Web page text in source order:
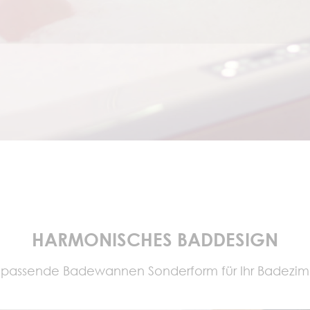
HARMONISCHES BADDESIGN
Badewannen Sonderform für Ihr